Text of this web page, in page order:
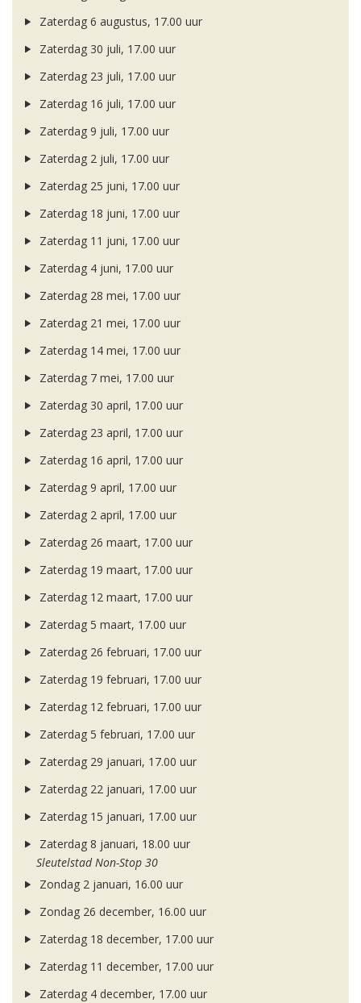
Zaterdag 6 augustus, 17.00 uur
Zaterdag 30 juli, 17.00 uur
Zaterdag 23 juli, 17.00 uur
Zaterdag 16 juli, 17.00 uur
Zaterdag 9 juli, 17.00 uur
Zaterdag 2 juli, 17.00 uur
Zaterdag 25 juni, 17.00 uur
Zaterdag 18 juni, 17.00 uur
Zaterdag 11 juni, 17.00 uur
Zaterdag 4 juni, 17.00 uur
Zaterdag 28 mei, 17.00 uur
Zaterdag 21 mei, 17.00 uur
Zaterdag 14 mei, 17.00 uur
Zaterdag 7 mei, 17.00 uur
Zaterdag 30 april, 17.00 uur
Zaterdag 23 april, 17.00 uur
Zaterdag 16 april, 17.00 uur
Zaterdag 9 april, 17.00 uur
Zaterdag 2 april, 17.00 uur
Zaterdag 26 maart, 17.00 uur
Zaterdag 19 maart, 17.00 uur
Zaterdag 12 maart, 17.00 uur
Zaterdag 5 maart, 17.00 uur
Zaterdag 26 februari, 17.00 uur
Zaterdag 19 februari, 17.00 uur
Zaterdag 12 februari, 17.00 uur
Zaterdag 5 februari, 17.00 uur
Zaterdag 29 januari, 17.00 uur
Zaterdag 22 januari, 17.00 uur
Zaterdag 15 januari, 17.00 uur
Zaterdag 8 januari, 18.00 uur
Sleutelstad Non-Stop 30
Zondag 2 januari, 16.00 uur
Zondag 26 december, 16.00 uur
Zaterdag 18 december, 17.00 uur
Zaterdag 11 december, 17.00 uur
Zaterdag 4 december, 17.00 uur